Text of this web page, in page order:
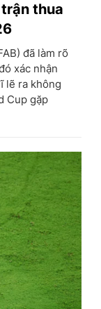
thua
đã làm rõ
xác nhận
lẽ ra không
Cup gặp